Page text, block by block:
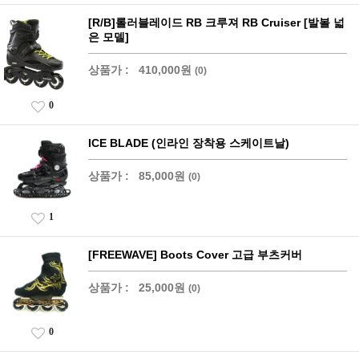
[R/B]롤러블레이드 RB 크루져 RB Cruiser [발볼 넓
은 모델]
상품가 : 410,000원 (0)
0
ICE BLADE (인라인 장착용 스케이트날)
상품가 : 85,000원 (0)
1
[FREEWAVE] Boots Cover 고급 부츠커버
상품가 : 25,000원 (0)
0